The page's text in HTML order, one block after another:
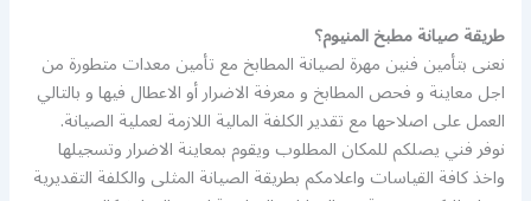
طريقة صيانة مطبخ المنيوم؟
نعنى بتأمين فنين مهرة لصيانة المطابخ مع تأمين معدات متطورة من
اجل معاينة و فحص المطابخ و معرفة الاضرار أو الاعطال فيها و بالتالي
العمل على اصلاحها مع تقدير الكلفة المالية اللازمة لعملية الصيانة.
نوفر فني يصلكم للمكان المطلوب ويقوم بمعاينة الاضرار وتسجيلها
واخذ كافة القياسات واعلامكم بطريقة الصيانة المثلى والكلفة التقديرية